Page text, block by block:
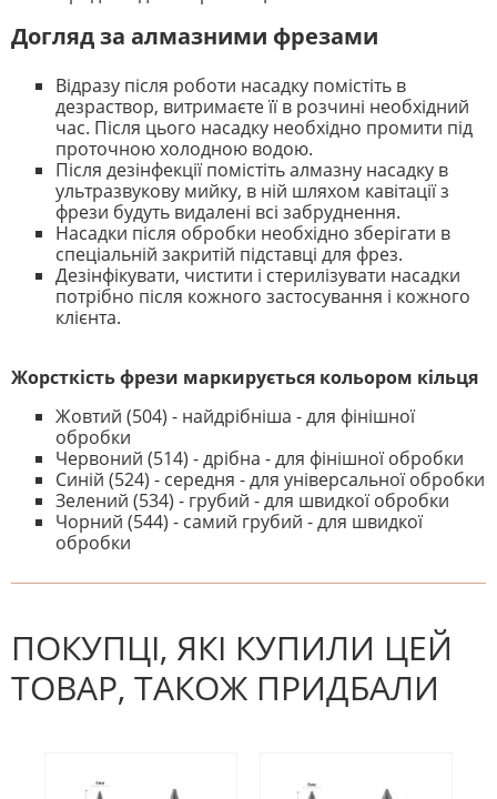
Догляд за алмазними фрезами
Відразу після роботи насадку помістіть в
дезраствор, витримаєте її в розчині необхідний
час. Після цього насадку необхідно промити під
проточною холодною водою.
Після дезінфекції помістіть алмазну насадку в
ультразвукову мийку, в ній шляхом кавітації з
фрези будуть видалені всі забруднення.
Насадки після обробки необхідно зберігати в
спеціальній закритій підставці для фрез.
Дезінфікувати, чистити і стерилізувати насадки
потрібно після кожного застосування і кожного
клієнта.
Жорсткість фрези маркирується кольором кільця
Жовтий (504) - найдрібніша - для фінішної
обробки
Червоний (514) - дрібна - для фінішної обробки
Синій (524) - середня - для універсальної обробки
Зелений (534) - грубий - для швидкої обробки
Чорний (544) - самий грубий - для швидкої
обробки
На даний час немає відгуків. Ви
ПОКУПЦІ, ЯКІ КУПИЛИ ЦЕЙ
ТОВАР, ТАКОЖ ПРИДБАЛИ